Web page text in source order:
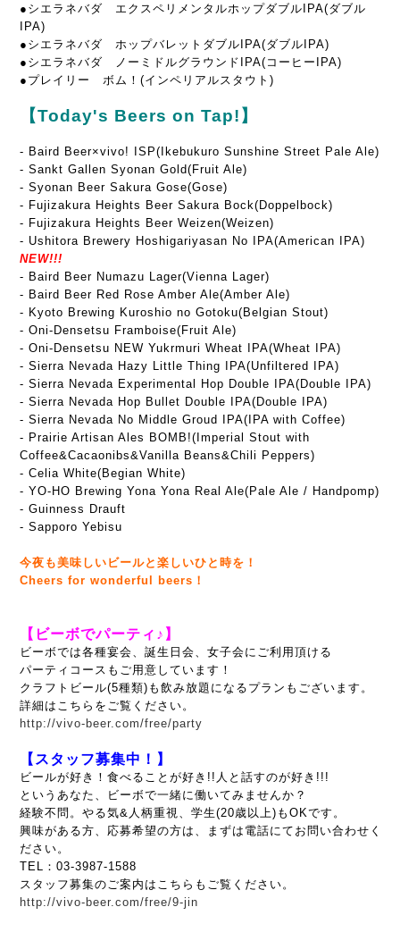
●シエラネバダ エクスペリメンタルホップダブルIPA(ダブル
IPA)
●シエラネバダ ホップバレットダブルIPA(ダブルIPA)
●シエラネバダ ノーミドルグラウンドIPA(コーヒーIPA)
● プレイリー ボム！(インペリアルスタウト)
【Today's Beers on Tap!】
- Baird Beer×vivo! ISP(Ikebukuro Sunshine Street Pale Ale)
- Sankt Gallen Syonan Gold(Fruit Ale)
- Syonan Beer Sakura Gose(Gose)
- Fujizakura Heights Beer Sakura Bock(Doppelbock)
- Fujizakura Heights Beer Weizen(Weizen)
- Ushitora Brewery Hoshigariyasan No IPA(American IPA)
NEW!!!
- Baird Beer Numazu Lager(Vienna Lager)
- Baird Beer Red Rose Amber Ale(Amber Ale)
- Kyoto Brewing Kuroshio no Gotoku(Belgian Stout)
- Oni-Densetsu Framboise(Fruit Ale)
- Oni-Densetsu NEW Yukrmuri Wheat IPA(Wheat IPA)
- Sierra Nevada Hazy Little Thing IPA(Unfiltered IPA)
- Sierra Nevada Experimental Hop Double IPA(Double IPA)
- Sierra Nevada Hop Bullet Double IPA(Double IPA)
- Sierra Nevada No Middle Groud IPA(IPA with Coffee)
- Prairie Artisan Ales BOMB!(Imperial Stout with
Coffee&Cacaonibs&Vanilla Beans&Chili Peppers)
- Celia White(Begian White)
- YO-HO Brewing Yona Yona Real Ale(Pale Ale / Handpomp)
- Guinness Drauft
- Sapporo Yebisu
今夜も美味しいビールと楽しいひと時を！
Cheers for wonderful beers！
【ビーボでパーティ♪】
ビーボでは各種宴会、誕生日会、女子会にご利用頂ける
パーティコースもご用意しています！
クラフトビール(5種類)も飲み放題になるプランもございます。
詳細はこちらをご覧ください。
http://vivo-beer.com/free/party
【スタッフ募集中！】
ビールが好き！食べることが好き!!人と話すのが好き!!!
というあなた、ビーボで一緒に働いてみませんか？
経験不問。やる気&人柄重視、 学生(20歳以上)もOKです。
興味がある方、応募希望の方は、まずは電話にてお問い合わせく
ださい。
TEL：03-3987-1588
スタッフ募集のご案内はこちらもご覧ください。
http://vivo-beer.com/free/9-jin